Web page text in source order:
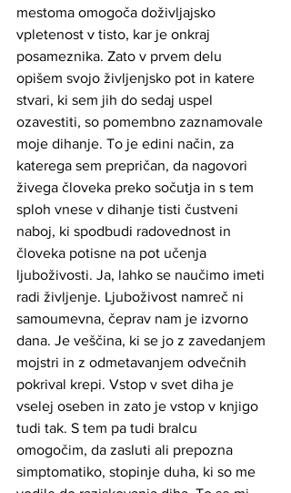
mestoma omogoča doživljajsko
vpletenost v tisto, kar je onkraj
posameznika. Zato v prvem delu
opišem svojo življenjsko pot in katere
stvari, ki sem jih do sedaj uspel
ozavestiti, so pomembno zaznamovale
moje dihanje. To je edini način, za
katerega sem prepričan, da nagovori
živega človeka preko sočutja in s tem
sploh vnese v dihanje tisti čustveni
naboj, ki spodbudi radovednost in
človeka potisne na pot učenja
ljuboživosti. Ja, lahko se naučimo imeti
radi življenje. Ljuboživost namreč ni
samoumevna, čeprav nam je izvorno
dana. Je veščina, ki se jo z zavedanjem
mojstri in z odmetavanjem odvečnih
pokrival krepi. Vstop v svet diha je
vselej oseben in zato je vstop v knjigo
tudi tak. S tem pa tudi bralcu
omogočim, da zasluti ali prepozna
simptomatiko, stopinje duha, ki so me